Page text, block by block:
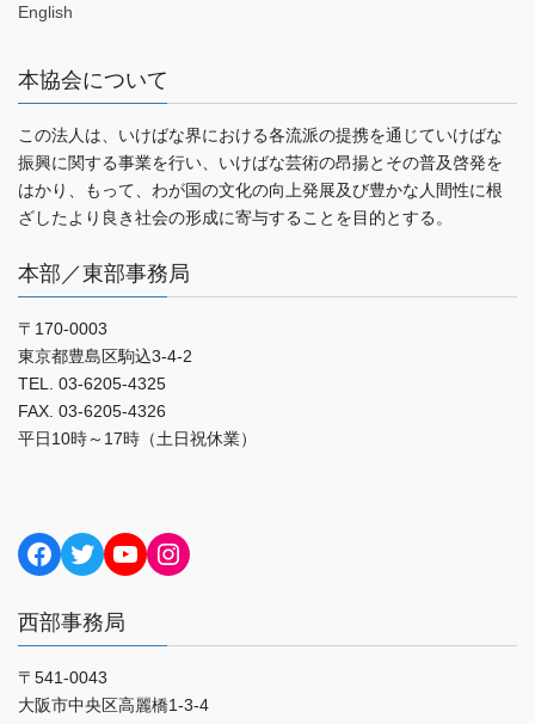
English
本協会について
この法人は、いけばな界における各流派の提携を通じていけばな
振興に関する事業を行い、いけばな芸術の昂揚とその普及啓発を
はかり、もって、わが国の文化の向上発展及び豊かな人間性に根
ざしたより良き社会の形成に寄与することを目的とする。
本部／東部事務局
〒170-0003
東京都豊島区駒込3-4-2
TEL. 03-6205-4325
FAX. 03-6205-4326
平日10時～17時（土日祝休業）
Facebook
TwitterYouTubeInstagram
西部事務局
〒541-0043
大阪市中央区高麗橋1-3-4